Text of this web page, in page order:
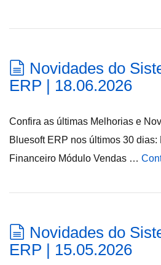
Novidades do
ERP | 18.06.2026
Confira as últimas Melhorias e
Bluesoft ERP nos últimos 30
Financeiro Módulo Vendas …
Novidades do
ERP | 15.05.2026